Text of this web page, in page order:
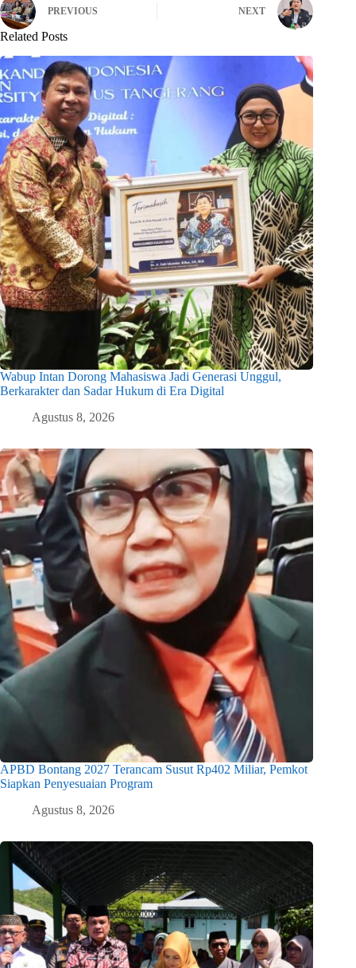
PREVIOUS NEXT
Related Posts
Wabup Intan Dorong Mahasiswa Jadi Generasi Unggul,
Berkarakter dan Sadar Hukum di Era Digital
Agustus 8, 2026
APBD Bontang 2027 Terancam Susut Rp402 Miliar, Pemkot
Siapkan Penyesuaian Program
Agustus 8, 2026